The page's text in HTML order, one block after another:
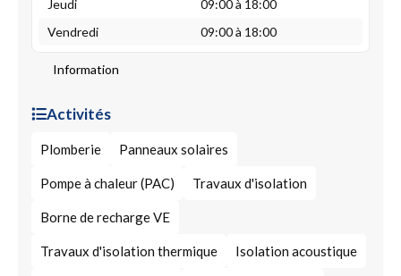
Jeudi
09:00 à 18:00
Vendredi
09:00 à 18:00
Information
Activités
Plomberie Panneaux solaires
Pompe à chaleur (PAC) Travaux d'isolation
Borne de recharge VE
Travaux d'isolation thermique Isolation acoustique